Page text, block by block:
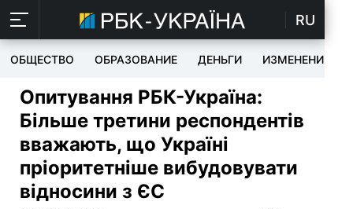
RU
ОБЩЕСТВО ОБРАЗОВАНИЕ ДЕНЬГИ ИЗМЕНЕНИЯ
Опитування РБК-Україна:
Більше третини респондентів
вважають, що Україні
пріоритетніше вибудовувати
відносини з ЄС